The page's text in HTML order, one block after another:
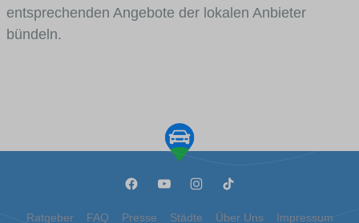
entsprechenden Angebote der lokalen Anbieter
bündeln.
Ratgeber FAQ Presse Städte Über Uns Impressum